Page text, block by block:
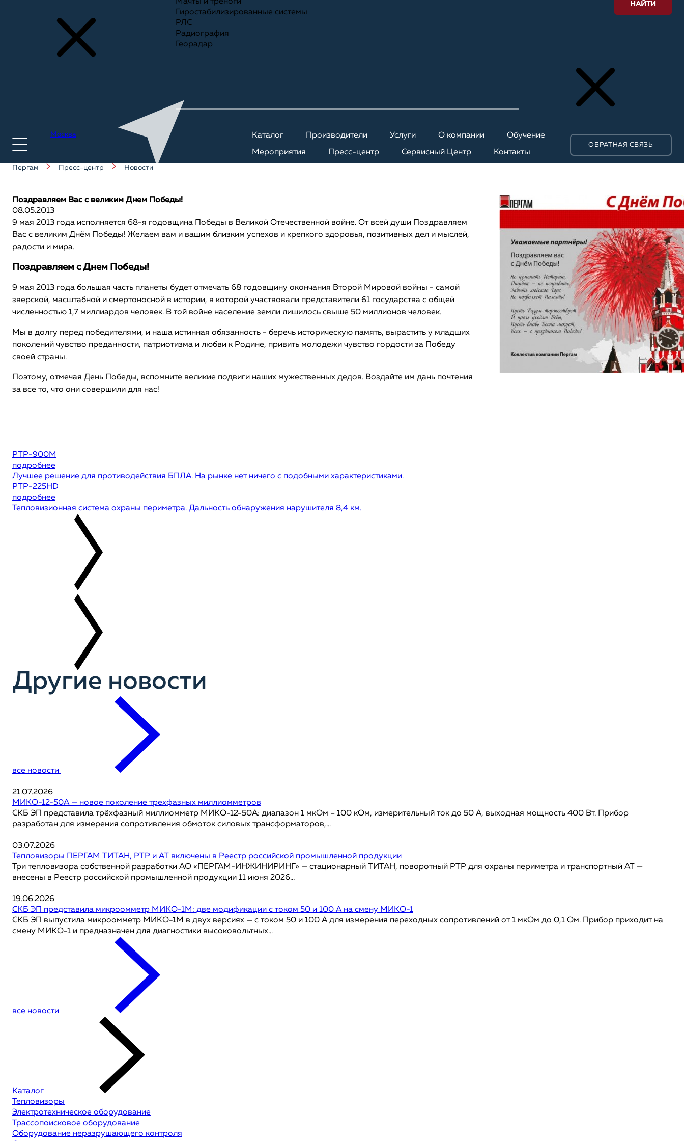
Москва Каталог Производители Услуги О компании Обучение
Мероприятия Пресс-центр Сервисный Центр Контакты
ОБРАТНАЯ СВЯЗЬ
Гиростабилизированные системы
РЛС
Радиография
Георадар
НАЙТИ
Пергам Пресс-центр Новости
Поздравляем Вас с великим Днем Победы!
08.05.2013
9 мая 2013 года исполняется 68-я годовщина Победы в Великой Отечественной войне. От всей души Поздравляем
Вас с великим Днём Победы! Желаем вам и вашим близким успехов и крепкого здоровья, позитивных дел и мыслей,
радости и мира.
Поздравляем с Днем Победы!
9 мая 2013 года большая часть планеты будет отмечать 68 годовщину окончания Второй Мировой войны - самой
зверской, масштабной и смертоносной в истории, в которой участвовали представители 61 государства с общей
численностью 1,7 миллиардов человек. В той войне население земли лишилось свыше 50 миллионов человек.
Мы в долгу перед победителями, и наша истинная обязанность - беречь историческую память, вырастить у младших
поколений чувство преданности, патриотизма и любви к Родине, привить молодежи чувство гордости за Победу
своей страны.
Поэтому, отмечая День Победы, вспомните великие подвиги наших мужественных дедов. Воздайте им дань почтения
за все то, что они совершили для нас!
РТР-900М
подробнее
Лучшее решение для противодействия БПЛА. На рынке нет ничего с подобными характеристиками.
РТР-225HD
подробнее
Тепловизионная система охраны периметра. Дальность обнаружения нарушителя 8,4 км.
Другие новости
все новости
21.07.2026
МИКО-12-50А — новое поколение трехфазных миллиомметров
СКБ ЭП представила трёхфазный миллиомметр МИКО-12-50А: диапазон 1 мкОм – 100 кОм, измерительный ток до 50 А, выходная мощность 400 Вт. Прибор
разработан для измерения сопротивления обмоток силовых трансформаторов,...
03.07.2026
Тепловизоры ПЕРГАМ ТИТАН, РТР и АТ включены в Реестр российской промышленной продукции
Три тепловизора собственной разработки АО «ПЕРГАМ-ИНЖИНИРИНГ» — стационарный ТИТАН, поворотный РТР для охраны периметра и транспортный АТ —
внесены в Реестр российской промышленной продукции 11 июня 2026...
19.06.2026
СКБ ЭП представила микроомметр МИКО-1М: две модификации с током 50 и 100 А на смену МИКО-1
СКБ ЭП выпустила микроомметр МИКО-1М в двух версиях — с током 50 и 100 А для измерения переходных сопротивлений от 1 мкОм до 0,1 Ом. Прибор приходит на
смену МИКО-1 и предназначен для диагностики высоковольтных...
все новости
Каталог
Тепловизоры
Электротехническое оборудование
Трассопоисковое оборудование
Оборудование неразрушающего контроля